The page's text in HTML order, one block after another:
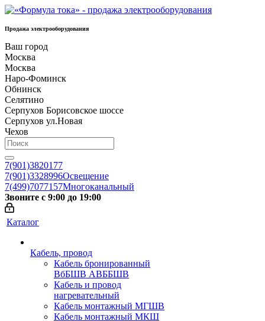
Продажа электрооборудования
Ваш город
Москва
Москва
Наро-Фоминск
Обнинск
Селятино
Серпухов Борисовское шоссе
Серпухов ул.Новая
Чехов
7(901)3820177
7(901)3328996Освещение
7(499)7077157Многоканальный
Звоните с 9:00 до 19:00
Каталог
Кабель, провод
Кабель бронированный
ВбБШВ АВББШВ
Кабель и провод
нагревательный
Кабель монтажный МГШВ
Кабель монтажный МКШ